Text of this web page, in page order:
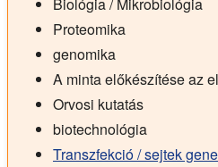
Proteomika
genomika
A minta előkészítése az
Orvosi kutatás
biotechnológia
Transzfekció / sejtek